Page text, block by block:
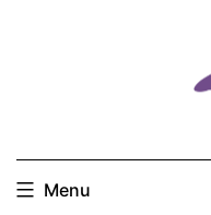
Menu